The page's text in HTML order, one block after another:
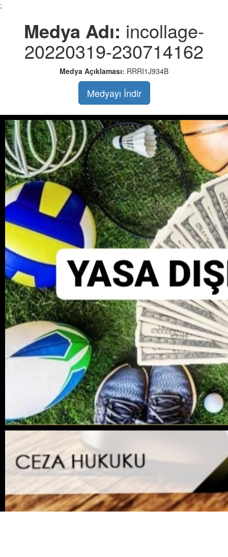
;
Medya Adı: incollage-
20220319-230714162
Medya Açıklaması: RRRI1J934B
Medyayı İndir